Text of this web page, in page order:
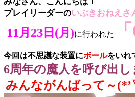
みなさん、こんにちは！
プレイリーダーのいぶきおねえさ
11月23日(月)に行われた
今回は不思議な装置にボールをいれ
6周年の魔人を呼び出し
みんながんばって～